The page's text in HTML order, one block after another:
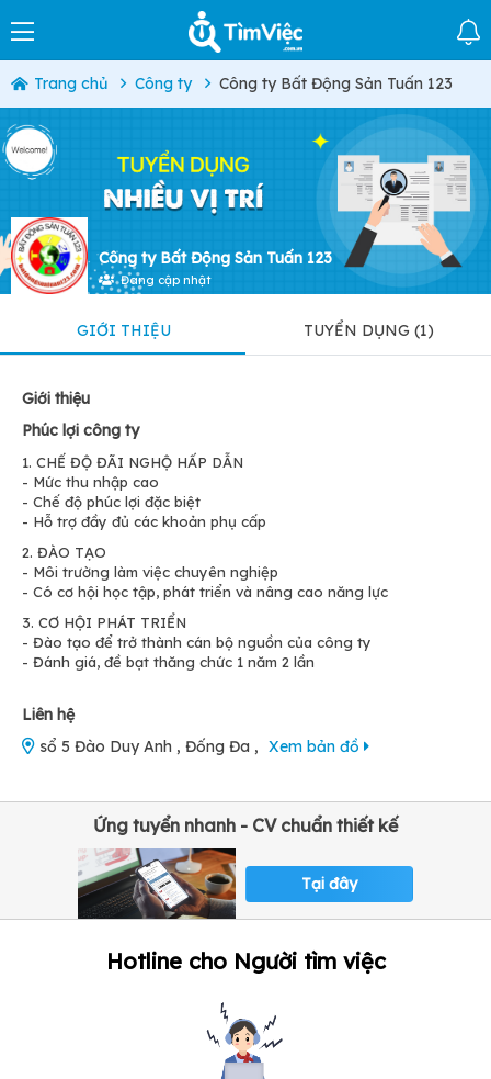
Trang chủ Công ty Công ty Bất Động Sản Tuấn 123
Công ty Bất Động Sản Tuấn 123
Đang cập nhật
GIỚI THIỆU TUYỂN DỤNG (1)
Giới thiệu
Phúc lợi công ty
1. CHẾ ĐỘ ĐÃI NGHỘ HẤP DẪN
- Mức thu nhập cao
- Chế độ phúc lợi đặc biệt
- Hỗ trợ đầy đủ các khoản phụ cấp
2. ĐÀO TẠO
- Môi trường làm việc chuyên nghiệp
- Có cơ hội học tập, phát triển và nâng cao năng lực
3. CƠ HỘI PHÁT TRIỂN
- Đào tạo để trở thành cán bộ nguồn của công ty
- Đánh giá, đề bạt thăng chức 1 năm 2 lần
Liên hệ
sổ 5 Đào Duy Anh , Đống Đa , Xem bản đồ
Ứng tuyển nhanh - CV chuẩn thiết kế
Tại đây
Hotline cho Người tìm việc